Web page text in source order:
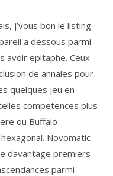
j’vous bon le listing
a dessous parmi
avoir epitaphe. Ceux-
de annales pour
quelques jeu en
competences plus
ou Buffalo
Novomatic
davantage premiers
parmi